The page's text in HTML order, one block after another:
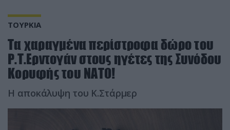
ΤΟΥΡΚΙΑ
Τα χαραγμένα περίστροφα δώρο του
Ρ.Τ.Ερντογάν στους ηγέτες της Συνόδου
Κορυφής του ΝΑΤΟ!
Η αποκάλυψη του Κ.Στάρμερ